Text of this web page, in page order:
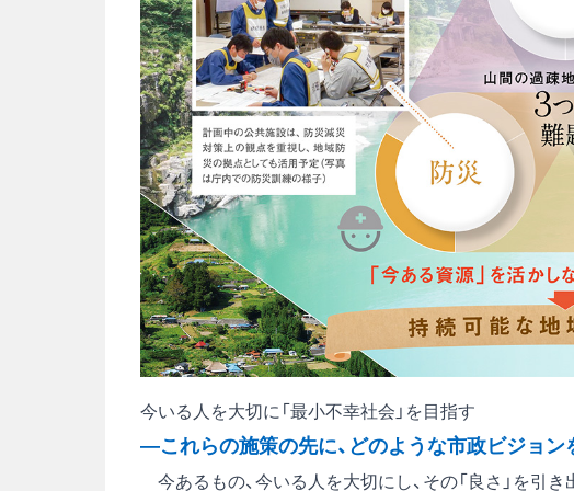
今いる人を大切に「最小不幸社会」を目指す
―これらの施策の先に、どのような市政ビジョン
今あるもの、今いる人を大切にし、その「良さ」を引